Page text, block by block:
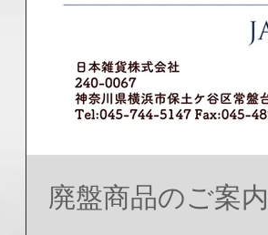
廃盤商品のご案内